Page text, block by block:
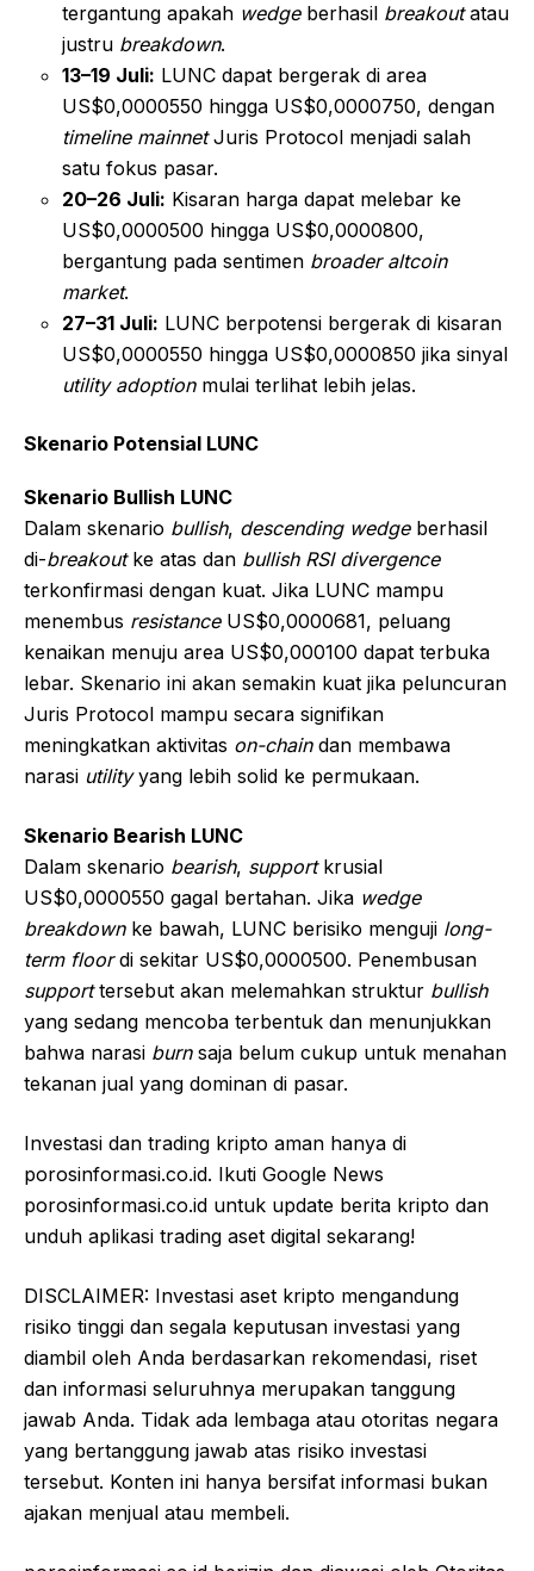
tergantung apakah wedgeberhasil breakoutatau
justru breakdown.
13–19 Juli: LUNC dapat bergerak di area
US$0,0000550 hingga US$0,0000750, dengan
timeline mainnetJuris Protocol menjadi salah
satu fokus pasar.
20–26 Juli: Kisaran harga dapat melebar ke
US$0,0000500 hingga US$0,0000800,
bergantung pada sentimen broader altcoin
market.
27–31 Juli: LUNC berpotensi bergerak di kisaran
US$0,0000550 hingga US$0,0000850 jika sinyal
utility adoptionmulai terlihat lebih jelas.
Skenario Potensial LUNC
Skenario Bullish LUNC
Dalam skenario bullish, descending wedgeberhasil
di-breakoutke atas dan bullish RSI divergence
terkonfirmasi dengan kuat. Jika LUNC mampu
menembus resistanceUS$0,0000681, peluang
kenaikan menuju area US$0,000100 dapat terbuka
lebar. Skenario ini akan semakin kuat jika peluncuran
Juris Protocol mampu secara signifikan
meningkatkan aktivitas on-chaindan membawa
narasi utilityyang lebih solid ke permukaan.
Skenario Bearish LUNC
Dalam skenario bearish, supportkrusial
US$0,0000550 gagal bertahan. Jika wedge
breakdownke bawah, LUNC berisiko menguji long-
term floordi sekitar US$0,0000500. Penembusan
supporttersebut akan melemahkan struktur bullish
yang sedang mencoba terbentuk dan menunjukkan
bahwa narasi burnsaja belum cukup untuk menahan
tekanan jual yang dominan di pasar.
Investasi dan trading kripto aman hanya di
porosinformasi.co.id. Ikuti Google News
porosinformasi.co.id untuk update berita kripto dan
unduh aplikasi trading aset digital sekarang!
DISCLAIMER: Investasi aset kripto mengandung
risiko tinggi dan segala keputusan investasi yang
diambil oleh Anda berdasarkan rekomendasi, riset
dan informasi seluruhnya merupakan tanggung
jawab Anda. Tidak ada lembaga atau otoritas negara
yang bertanggung jawab atas risiko investasi
tersebut. Konten ini hanya bersifat informasi bukan
ajakan menjual atau membeli.